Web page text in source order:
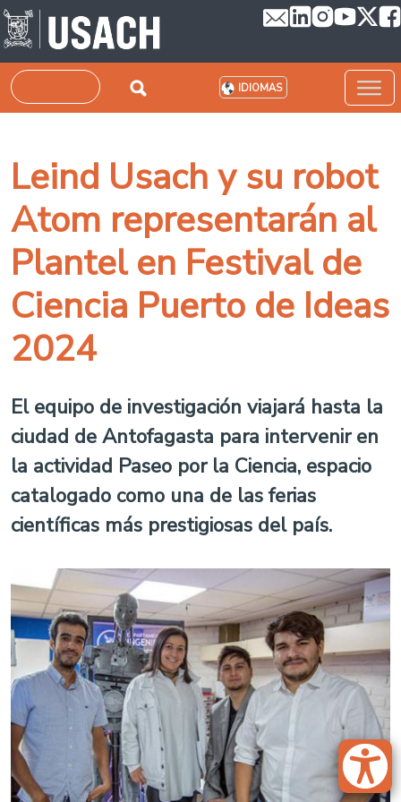
Pasar al contenido principal
Buscar IDIOMAS
Leind Usach y su robot
Atom representarán al
Plantel en Festival de
Ciencia Puerto de Ideas
2024
El equipo de investigación viajará hasta la
ciudad de Antofagasta para intervenir en
la actividad Paseo por la Ciencia, espacio
catalogado como una de las ferias
científicas más prestigiosas del país.